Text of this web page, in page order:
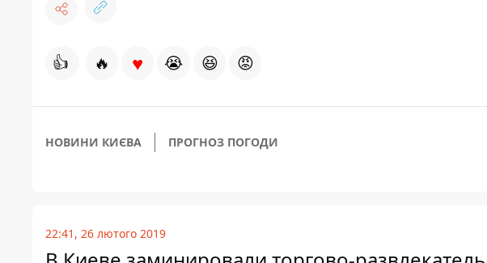
👍 🔥 ♥ 😭 😆 😡
НОВИНИ КИЄВА ПРОГНОЗ ПОГОДИ
22:41, 26 лютого 2019